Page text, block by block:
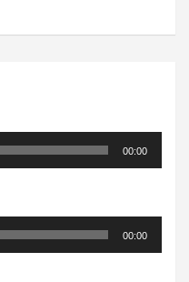
00:00
00:00